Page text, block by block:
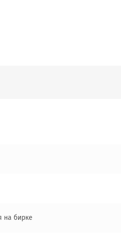
на бирке